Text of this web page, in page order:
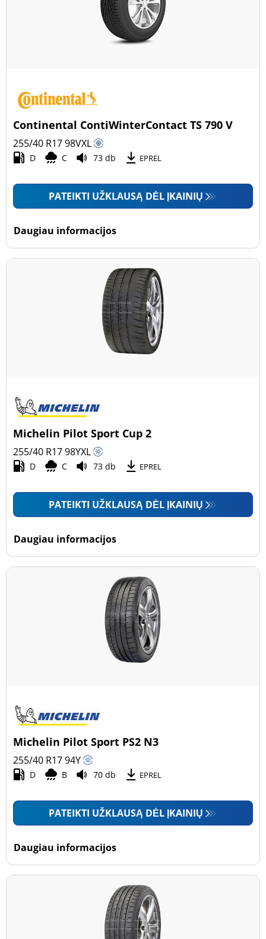
Continental ContiWinterContact TS 790 V
255/40 R1798VXL
D C 73 db EPREL
PATEIKTI UŽKLAUSĄ DĖL ĮKAINIŲ
Daugiau informacijos
Michelin Pilot Sport Cup 2
255/40 R1798YXL
D C 73 db EPREL
PATEIKTI UŽKLAUSĄ DĖL ĮKAINIŲ
Daugiau informacijos
Michelin Pilot Sport PS2 N3
255/40 R1794Y
D B 70 db EPREL
PATEIKTI UŽKLAUSĄ DĖL ĮKAINIŲ
Daugiau informacijos